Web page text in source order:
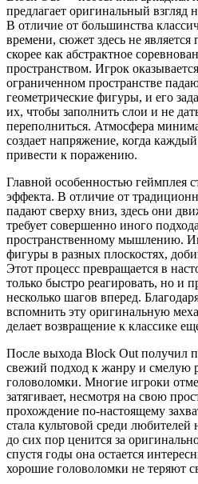
предлагает оригинальный
В отличие от большинства
времени, сюжет здесь не является
скорее как абстрактное
пространством. Игрок
ограниченном пространстве
геометрические фигуры, и его
их, чтобы заполнить слои и не
переполниться. Атмосфера
создает напряжение, когда
привести к поражению.
Главной особенностью геймплея
эффекта. В отличие от
падают сверху вниз, здесь они
требует совершенно иного
пространственному мышлению.
фигуры в разных плоскостях,
Этот процесс превращается в
только быстро реагировать, но и
несколько шагов вперед.
вспомнить эту оригинальную
делает возвращение к классике
После выхода Block Out получил
свежий подход к жанру и смелую
головоломки. Многие игроки
затягивает, несмотря на свою
прохождение по-настоящему
стала культовой среди
до сих пор ценится за
спустя годы она остается
хорошие головоломки не теряют